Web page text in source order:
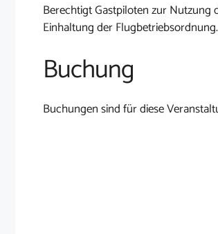
Berechtigt Gastpiloten zur Nutzung
Einhaltung der Flugbetriebsordnung.
Buchung
Buchungen sind für diese